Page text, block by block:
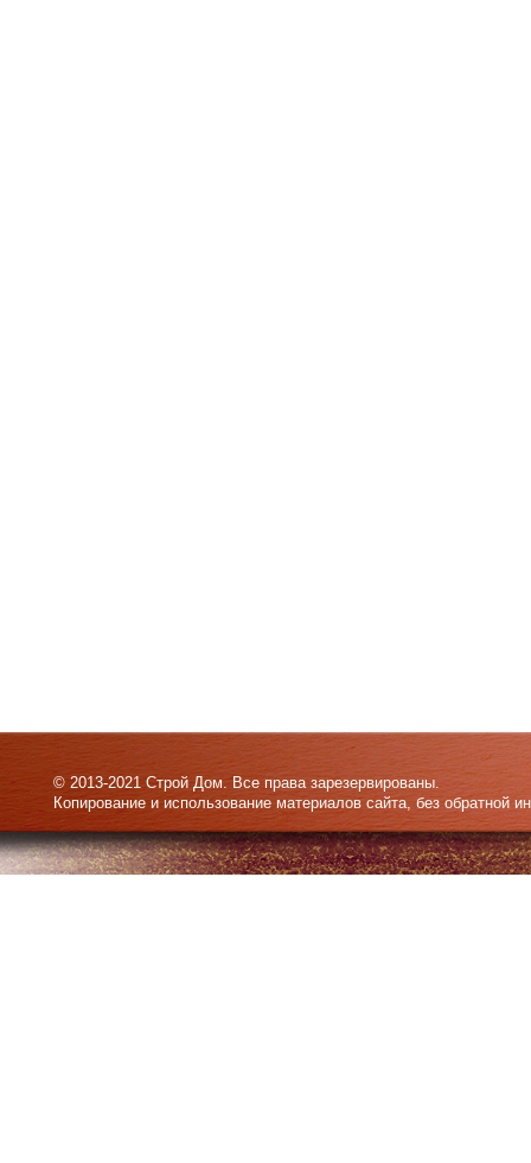
© 2013-2021 Строй Дом. Все права зарезервированы.
Копирование и использование материалов сайта, без обратной